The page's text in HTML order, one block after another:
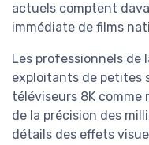
actuels comptent
immédiate de films
Les professionnels
exploitants de petites
téléviseurs 8K
de la précision des
détails des effets